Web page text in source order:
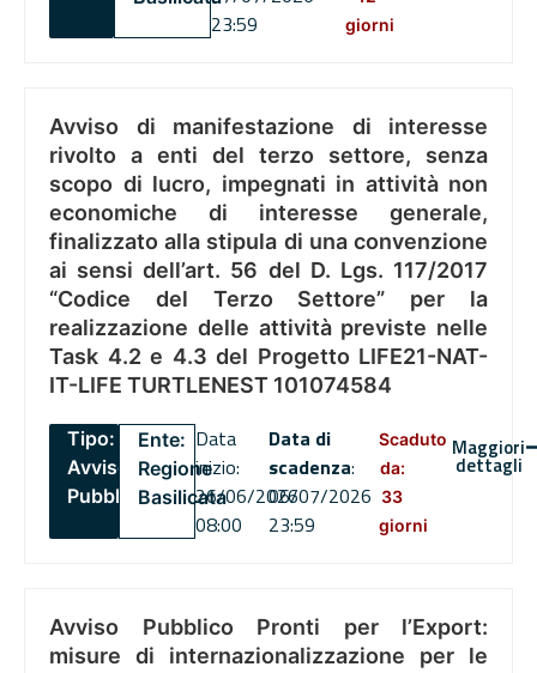
23:59
giorni
Avviso di manifestazione di interesse
rivolto a enti del terzo settore, senza
scopo di lucro, impegnati in attività non
economiche di interesse generale,
finalizzato alla stipula di una convenzione
ai sensi dell’art. 56 del D. Lgs. 117/2017
“Codice del Terzo Settore” per la
realizzazione delle attività previste nelle
Task 4.2 e 4.3 del Progetto LIFE21-NAT-
IT-LIFE TURTLENEST 101074584
Tipo:
Avviso
Pubblico
Ente:
Regione
Basilicata
Data
inizio:
26/06/2026
08:00
Data di
scadenza:
06/07/2026
23:59
Scaduto
da:
33
giorni
Maggiori
dettagli
Avviso Pubblico Pronti per l’Export:
misure di internazionalizzazione per le